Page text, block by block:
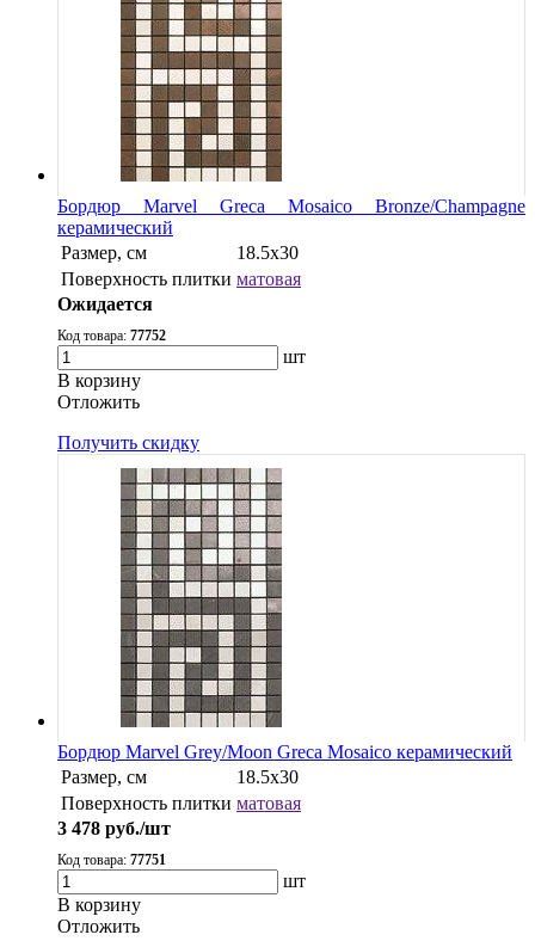
Бордюр Marvel Greca Mosaico Bronze/Champagne
керамический
Размер, см
18.5x30
Поверхность плитки матовая
Ожидается
Код товара: 77752
шт
В корзину
Oтложить
Получить скидку
Бордюр Marvel Grey/Moon Greca Mosaico керамический
Размер, см
18.5x30
Поверхность плитки матовая
3 478 руб./шт
Код товара: 77751
шт
В корзину
Oтложить